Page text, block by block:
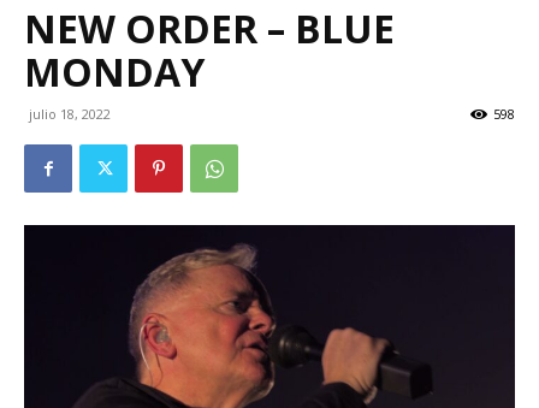
NEW ORDER – BLUE
MONDAY
julio 18, 2022 598